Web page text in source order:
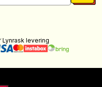
Lynrask levering